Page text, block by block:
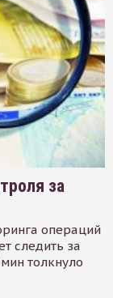
за
операций
следить за
толкнуло